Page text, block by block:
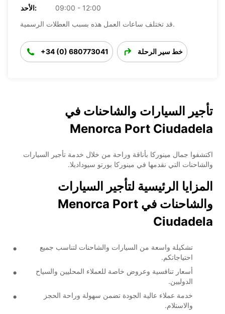
الأحد:
09:00 - 12:00
قد تختلف ساعات العمل هذه بسبب العطلات الرسمية.
+34 (0) 680773041 خط سير الرحلة
تأجير السيارات والشاحنات في
Menorca Port Ciudadela
اكتشفوا جمال مينوركا بأناقة وراحة من خلال خدمة تأجير السيارات
والشاحنات التي نقدمها في مينوركا بورتو سيوداديلا.
المزايا الرئيسية لتأجير السيارات
والشاحنات في Menorca Port
Ciudadela
تشكيلة واسعة من السيارات والشاحنات لتناسب جميع
احتياجاتكم.
أسعار تنافسية وعروض خاصة للعملاء المحليين والسياح
الدوليين.
خدمة عملاء عالية الجودة تضمن سهولة وراحة الحجز
والاستلام.